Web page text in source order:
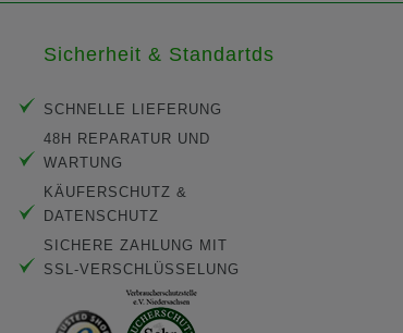
Sicherheit & Standartds
SCHNELLE LIEFERUNG
48H REPARATUR UND
WARTUNG
KÄUFERSCHUTZ &
DATENSCHUTZ
SICHERE ZAHLUNG MIT
SSL-VERSCHLÜSSELUNG